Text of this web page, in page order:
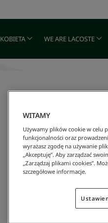
KOBIETA WE ARE LACOSTE
WITAMY
Używamy plików cookie w celu
funkcjonalności oraz
wyrażasz zgodę na używanie
„Akceptuję”. Aby zarządzać
„Zarządzaj plikami cookies”.
szczegółowe informacje.